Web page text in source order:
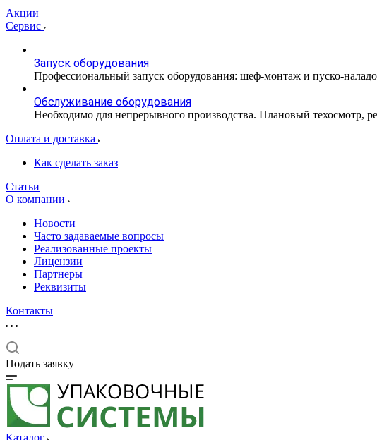
Акции
Сервис
Запуск оборудования
Профессиональный запуск оборудования: шеф-монтаж и пуско-
Обслуживание оборудования
Необходимо для непрерывного производства. Плановый техосмотр,
Оплата и доставка
Как сделать заказ
Статьи
О компании
Новости
Часто задаваемые вопросы
Реализованные проекты
Лицензии
Партнеры
Реквизиты
Контакты
Подать заявку
Каталог